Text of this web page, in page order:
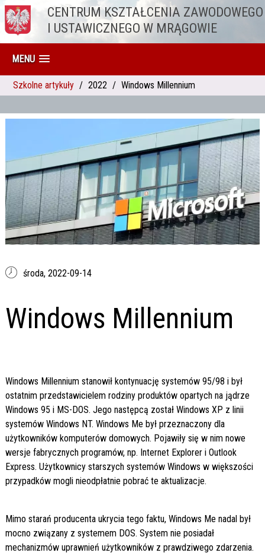
Przejdź do treściCENTRUM KSZTAŁCENIA ZAWODOWEGO
I USTAWICZNEGO W MRĄGOWIE
MENU
Szkolne artykuły 2022 Windows Millennium
środa, 2022-09-14
Windows Millennium
Windows Millennium stanowił kontynuację systemów 95/98 i był
ostatnim przedstawicielem rodziny produktów opartych na jądrze
Windows 95 i MS-DOS. Jego następcą został Windows XP z linii
systemów Windows NT. Windows Me był przeznaczony dla
użytkowników komputerów domowych. Pojawiły się w nim nowe
wersje fabrycznych programów, np. Internet Explorer i Outlook
Express. Użytkownicy starszych systemów Windows w większości
przypadków mogli nieodpłatnie pobrać te aktualizacje.
Mimo starań producenta ukrycia tego faktu, Windows Me nadal był
mocno związany z systemem DOS. System nie posiadał
mechanizmów uprawnień użytkowników z prawdziwego zdarzenia.